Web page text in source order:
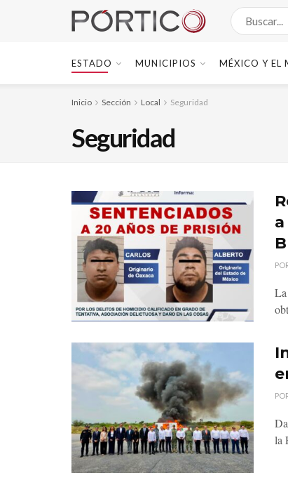
ESTADO MUNICIPIOS MÉXICO Y EL
Inicio Sección Local Seguridad
Seguridad
la